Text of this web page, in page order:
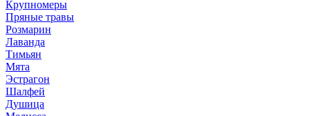
Крупномеры
Пряные травы
Розмарин
Лаванда
Тимьян
Мята
Эстрагон
Шалфей
Душица